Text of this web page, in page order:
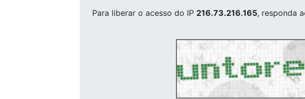
Para liberar o acesso do IP 216.73.216.165, responda